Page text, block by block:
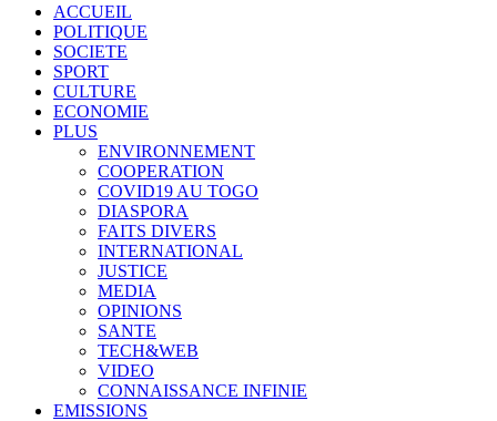
ACCUEIL
POLITIQUE
SOCIETE
SPORT
CULTURE
ECONOMIE
PLUS
ENVIRONNEMENT
COOPERATION
COVID19 AU TOGO
DIASPORA
FAITS DIVERS
INTERNATIONAL
JUSTICE
MEDIA
OPINIONS
SANTE
TECH&WEB
VIDEO
CONNAISSANCE INFINIE
EMISSIONS